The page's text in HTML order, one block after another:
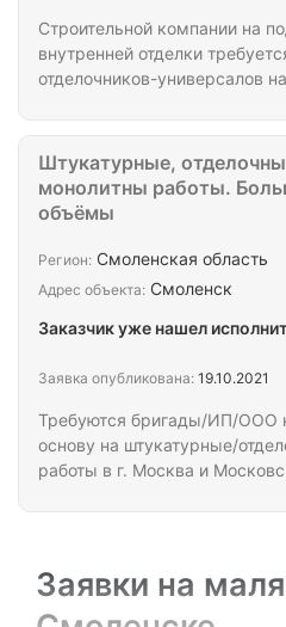
Строительной компании на
внутренней отделки
отделочников-универсалов
ИП, ООО, самозанятые.
Требуются бригады/ИП/ООО
основу на штукатурные/
работы в г. Москва и
опытных специалистов от 20-
подъезд. Единичные
вложении. Авансируем на
Штукатурные,
монолитны работы.
объёмы
Регион: Смоленская область
Адрес объекта: Смоленск
Заказчик уже нашел
Заявка опубликована: 19.10.2021
Заявки на